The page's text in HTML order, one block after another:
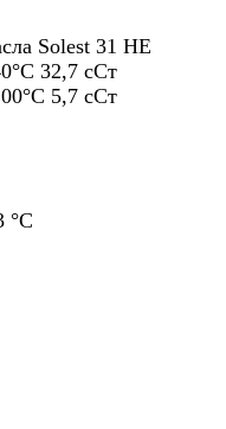
Solest 31 HE
32,7 сСт
5,7 сСт
°C